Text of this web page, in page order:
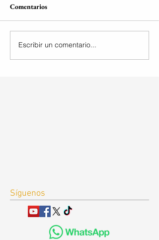
Comentarios
Escribir un comentario...
Síguenos